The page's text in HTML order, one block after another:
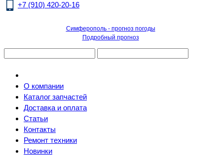
+7 (910) 420-20-16
Симферополь - прогноз погоды
Подробный прогноз
О компании
Каталог запчастей
Доставка и оплата
Статьи
Контакты
Ремонт техники
Новинки